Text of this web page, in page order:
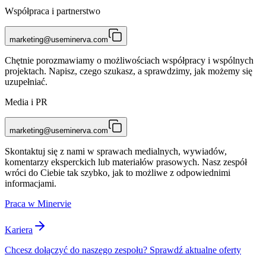
Współpraca i partnerstwo
marketing@useminerva.com
Chętnie porozmawiamy o możliwościach współpracy i wspólnych
projektach. Napisz, czego szukasz, a sprawdzimy, jak możemy się
uzupełniać.
Media i PR
marketing@useminerva.com
Skontaktuj się z nami w sprawach medialnych, wywiadów,
komentarzy eksperckich lub materiałów prasowych. Nasz zespół
wróci do Ciebie tak szybko, jak to możliwe z odpowiednimi
informacjami.
Praca w Minervie
Kariera
Chcesz dołączyć do naszego zespołu? Sprawdź aktualne oferty